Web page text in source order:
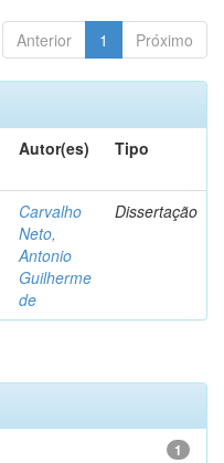
Anterior 1 Próximo
Autor(es) Tipo
Carvalho
Neto,
Antonio
Guilherme
de
Dissertação
1